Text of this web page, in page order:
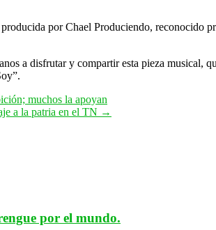
por Chael Produciendo, reconocido
a disfrutar y compartir esta pieza musical,
muchos la apoyan
a la patria en el TN →
por el mundo.